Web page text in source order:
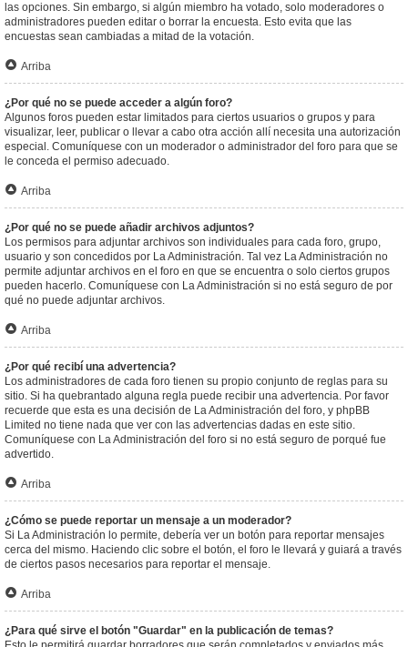
las opciones. Sin embargo, si algún miembro ha votado, solo moderadores o
administradores pueden editar o borrar la encuesta. Esto evita que las
encuestas sean cambiadas a mitad de la votación.
Arriba
¿Por qué no se puede acceder a algún foro?
Algunos foros pueden estar limitados para ciertos usuarios o grupos y para
visualizar, leer, publicar o llevar a cabo otra acción allí necesita una autorización
especial. Comuníquese con un moderador o administrador del foro para que se
le conceda el permiso adecuado.
Arriba
¿Por qué no se puede añadir archivos adjuntos?
Los permisos para adjuntar archivos son individuales para cada foro, grupo,
usuario y son concedidos por La Administración. Tal vez La Administración no
permite adjuntar archivos en el foro en que se encuentra o solo ciertos grupos
pueden hacerlo. Comuníquese con La Administración si no está seguro de por
qué no puede adjuntar archivos.
Arriba
¿Por qué recibí una advertencia?
Los administradores de cada foro tienen su propio conjunto de reglas para su
sitio. Si ha quebrantado alguna regla puede recibir una advertencia. Por favor
recuerde que esta es una decisión de La Administración del foro, y phpBB
Limited no tiene nada que ver con las advertencias dadas en este sitio.
Comuníquese con La Administración del foro si no está seguro de porqué fue
advertido.
Arriba
¿Cómo se puede reportar un mensaje a un moderador?
Si La Administración lo permite, debería ver un botón para reportar mensajes
cerca del mismo. Haciendo clic sobre el botón, el foro le llevará y guiará a través
de ciertos pasos necesarios para reportar el mensaje.
Arriba
¿Para qué sirve el botón "Guardar" en la publicación de temas?